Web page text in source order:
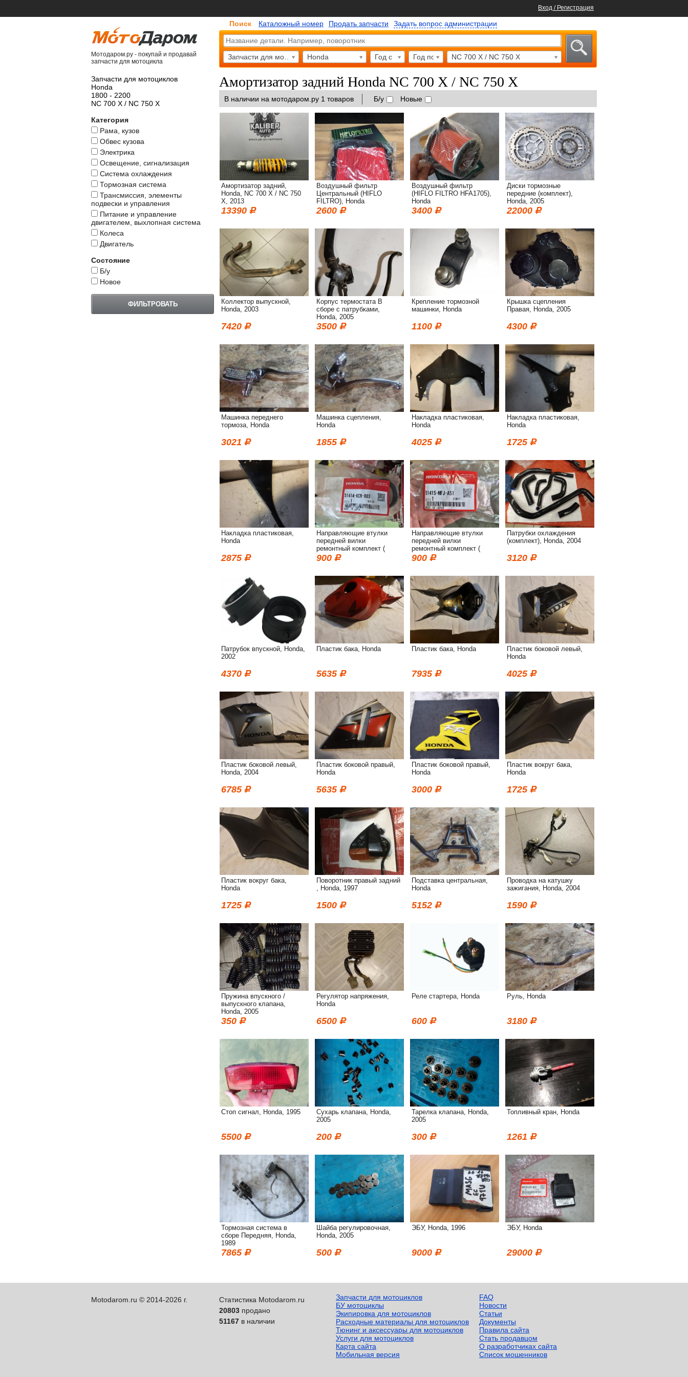
Вход / Регистрация
Мотодаром.ру - покупай и продавай
запчасти для мотоцикла
Запчасти для мотоциклов
Honda
1800 - 2200
NC 700 X / NC 750 X
Категория
Рама, кузов
Обвес кузова
Электрика
Освещение, сигнализация
Система охлаждения
Тормозная система
Трансмиссия, элементы
подвески и управления
Питание и управление
двигателем, выхлопная система
Колеса
Двигатель
Состояние
Б/у
Новое
Поиск Каталожный номер Продать запчасти Задать вопрос администрации
Honda Год с Год по NC 700 X / NC 750 X
Амортизатор задний Honda NC 700 X / NC 750 X
В наличии на мотодаром.ру 1 товаров Б/у Новые
Амортизатор задний,
Honda, NC 700 X / NC 750
X, 2013
13390
Воздушный фильтр
Центральный (HIFLO
FILTRO), Honda
2600
Воздушный фильтр
(HIFLO FILTRO HFA1705),
Honda
3400
Диски тормозные
передние (комплект),
Honda, 2005
22000
Коллектор выпускной,
Honda, 2003
7420
Корпус термостата В
сборе с патрубками,
Honda, 2005
3500
Крепление тормозной
машинки, Honda
1100
Крышка сцепления
Правая, Honda, 2005
4300
Машинка переднего
тормоза, Honda
3021
Машинка сцепления,
Honda
1855
Накладка пластиковая,
Honda
4025
Накладка пластиковая,
Honda
1725
Накладка пластиковая,
Honda
2875
Направляющие втулки
передней вилки
ремонтный комплект (
ремкомплект ), Honda
900
Направляющие втулки
передней вилки
ремонтный комплект (
ремкомплект ), Honda
900
Патрубки охлаждения
(комплект), Honda, 2004
3120
Патрубок впускной, Honda,
2002
4370
Пластик бака, Honda
5635
Пластик бака, Honda
7935
Пластик боковой левый,
Honda
4025
Пластик боковой левый,
Honda, 2004
6785
Пластик боковой правый,
Honda
5635
Пластик боковой правый,
Honda
3000
Пластик вокруг бака,
Honda
1725
Пластик вокруг бака,
Honda
1725
Поворотник правый задний
, Honda, 1997
1500
Подставка центральная,
Honda
5152
Проводка на катушку
зажигания, Honda, 2004
1590
Пружина впускного /
выпускного клапана,
Honda, 2005
350
Регулятор напряжения,
Honda
6500
Реле стартера, Honda
600
Руль, Honda
3180
Стоп сигнал, Honda, 1995
5500
Сухарь клапана, Honda,
2005
200
Тарелка клапана, Honda,
2005
300
Топливный кран, Honda
1261
Тормозная система в
сборе Передняя, Honda,
1989
7865
Шайба регулировочная,
Honda, 2005
500
ЭБУ, Honda, 1996
9000
ЭБУ, Honda
29000
Motodarom.ru © 2014-2026 г.
Статистика Motodarom.ru
20803 продано
51167 в наличии
Запчасти для мотоциклов
БУ мотоциклы
Экипировка для мотоциклов
Расходные материалы для мотоциклов
Тюнинг и аксессуары для мотоциклов
Услуги для мотоциклов
Карта сайта
Мобильная версия
FAQ
Новости
Статьи
Документы
Правила сайта
Стать продавцом
О разработчиках сайта
Список мошенников